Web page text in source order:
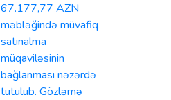
67.177,77 AZN
məbləğində müvafiq
satınalma
müqaviləsinin
bağlanması nəzərdə
tutulub. Gözləmə